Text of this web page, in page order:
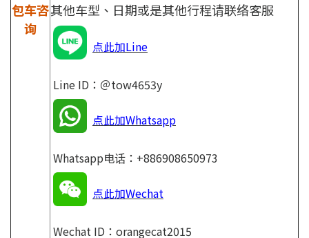
包车咨
询
其他车型、日期或是其他行程请联络客服
点此加Line
Line ID：＠tow4653y
点此加Whatsapp
Whatsapp电话：+886908650973
点此加Wechat
Wechat ID：orangecat2015